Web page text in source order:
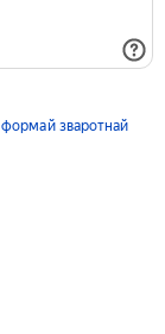
формай зваротнай